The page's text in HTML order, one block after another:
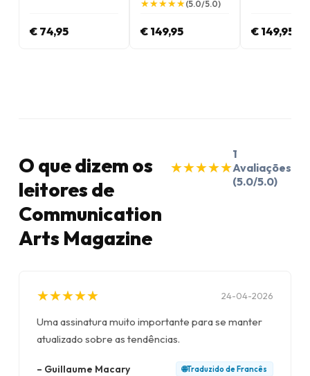
€ 74,95
★
★★
★★
★★
★★
★(5.0/5.0)
€ 149,95 € 149,95
O que dizem os
leitores de
Communication
Arts Magazine
★
★★
★★
★★
★★
★
1
Avaliações
(5.0/5.0)
★
★★
★★
★★
★★
★ 24-04-2026
Uma assinatura muito importante para se manter
atualizado sobre as tendências.
– Guillaume Macary 🌐Traduzido de Francês